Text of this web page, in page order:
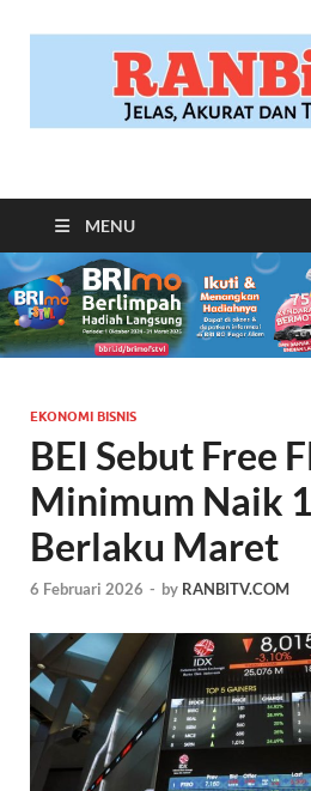
MENU
EKONOMI BISNIS
BEI Sebut Free
Minimum Naik
Berlaku Maret
6 Februari 2026 - by RANBITV.COM